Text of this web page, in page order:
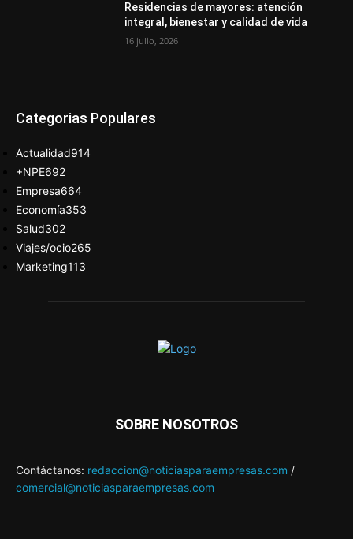
Residencias de mayores: atención
integral, bienestar y calidad de vida
16 julio, 2026
Categorias Populares
Actualidad914
+NPE692
Empresa664
Economía353
Salud302
Viajes/ocio265
Marketing113
SOBRE NOSOTROS
Contáctanos: redaccion@noticiasparaempresas.com /
comercial@noticiasparaempresas.com